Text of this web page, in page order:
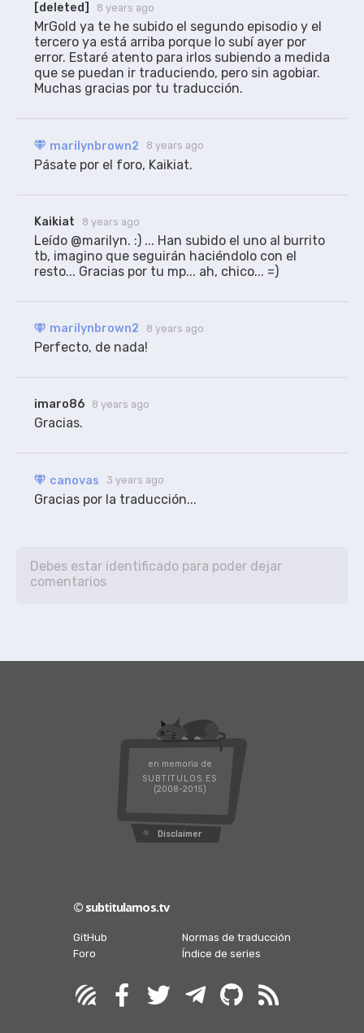
[deleted] 8 years ago
MrGold ya te he subido el segundo episodio y el
tercero ya está arriba porque lo subí ayer por
error. Estaré atento para irlos subiendo a medida
que se puedan ir traduciendo, pero sin agobiar.
Muchas gracias por tu traducción.
marilynbrown2 8 years ago
Pásate por el foro, Kaikiat.
Kaikiat 8 years ago
Leído @marilyn. :) ... Han subido el uno al burrito
tb, imagino que seguirán haciéndolo con el
resto... Gracias por tu mp... ah, chico... =)
marilynbrown2 8 years ago
Perfecto, de nada!
imaro86 8 years ago
Gracias.
canovas 3 years ago
Gracias por la traducción...
en memoria de
SUBTITULOS.ES
(2008-2015)
Disclaimer
© subtitulamos.tv
GitHub
Normas de traducción
Foro
Índice de series